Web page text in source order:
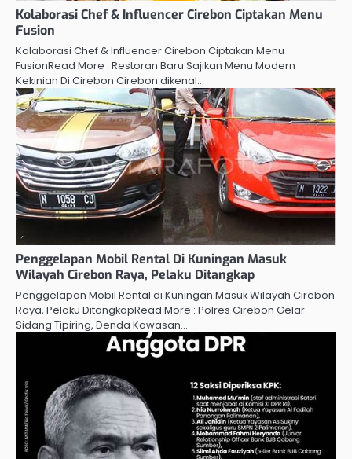
Kolaborasi Chef & Influencer Cirebon Ciptakan Menu
Fusion
Kolaborasi Chef & Influencer Cirebon Ciptakan Menu
FusionRead More : Restoran Baru Sajikan Menu Modern
Kekinian Di Cirebon Cirebon dikenal…
Penggelapan Mobil Rental Di Kuningan Masuk
Wilayah Cirebon Raya, Pelaku Ditangkap
Penggelapan Mobil Rental di Kuningan Masuk Wilayah Cirebon
Raya, Pelaku DitangkapRead More : Polres Cirebon Gelar
Sidang Tipiring, Denda Kawasan…